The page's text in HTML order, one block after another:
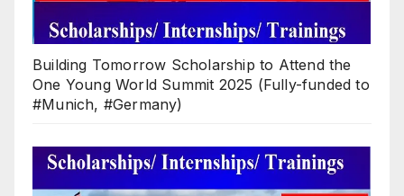
Building Tomorrow Scholarship to Attend the
One Young World Summit 2025 (Fully-funded to
#Munich, #Germany)